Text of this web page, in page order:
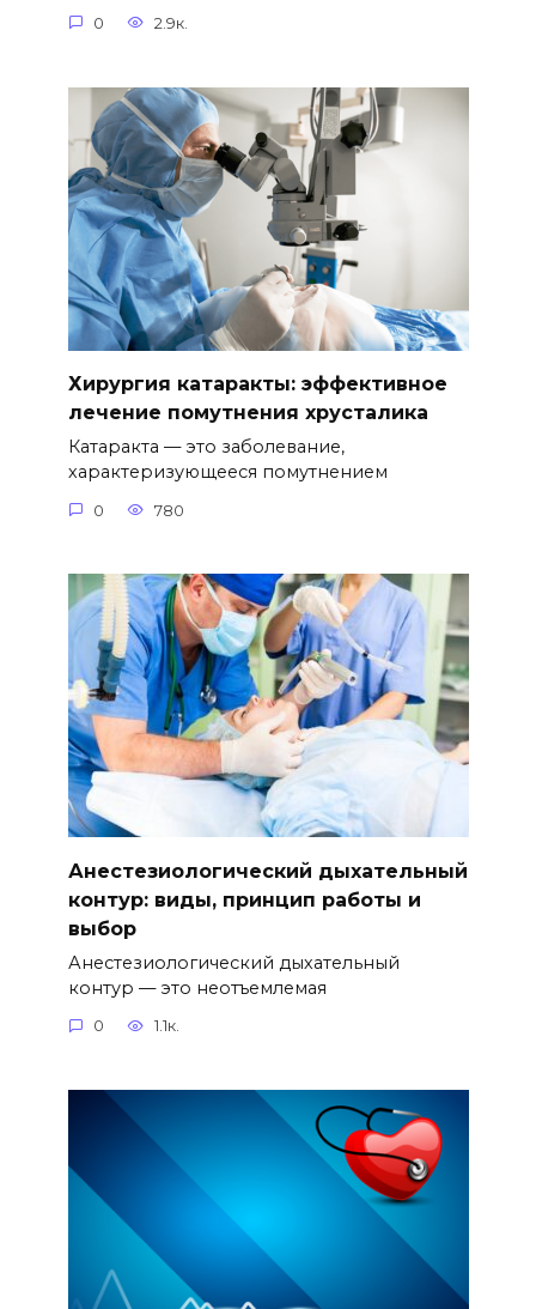
0 2.9к.
Хирургия катаракты: эффективное
лечение помутнения хрусталика
Катаракта — это заболевание,
характеризующееся помутнением
0 780
Анестезиологический дыхательный
контур: виды, принцип работы и
выбор
Анестезиологический дыхательный
контур — это неотъемлемая
0 1.1к.